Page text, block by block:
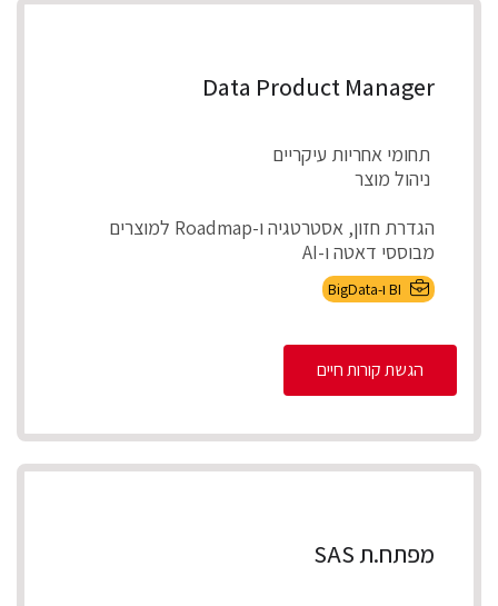
Data Product Manager
תחומי אחריות עיקריים
ניהול מוצר
הגדרת חזון, אסטרטגיה ו-Roadmap למוצרים
מבוססי דאטה ו-AI
אפיון צרכים עסקיים ותרגומם לדרישות מוצר מדיד...
BI ו-BigData
הגשת קורות חיים
מפתח.ת SAS